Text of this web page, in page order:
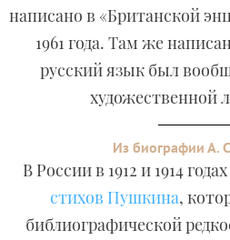
написано в «Британской
1961 года. Там же
русский язык был
художественной
Из биографии А.
В России в 1912 и 1914
стихов Пушкина,
библиографической